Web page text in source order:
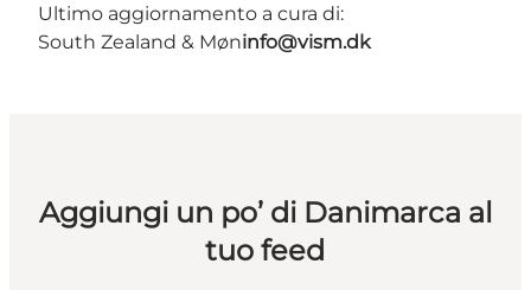
Ultimo aggiornamento a cura di:
South Zealand & Møninfo@vism.dk
Aggiungi un po’ di Danimarca al
tuo feed